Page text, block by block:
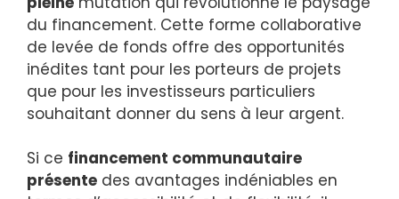
du financement. Cette forme collaborative
de levée de fonds offre des opportunités
inédites tant pour les porteurs de projets
que pour les investisseurs particuliers
souhaitant donner du sens à leur argent.
Si ce financement communautaire
présente des avantages indéniables en